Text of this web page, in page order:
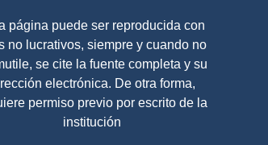
página puede ser reproducida con
no lucrativos, siempre y cuando no
se cite la fuente completa y su
electrónica. De otra forma,
permiso previo por escrito de la
institución